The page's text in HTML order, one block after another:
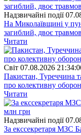
Надзвичайні події
На Миколаївщині у
загиблий, двоє
Читати
Свiт 07.08.2026
Пакистан, Туреччина
про колективну
Читати
Надзвичайні події
За екссекретаря МЗС